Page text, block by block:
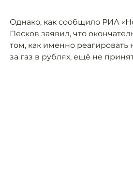
Однако, как сообщило РИА
Песков заявил, что
том, как именно реагировать
за газ в рублях, ещё не